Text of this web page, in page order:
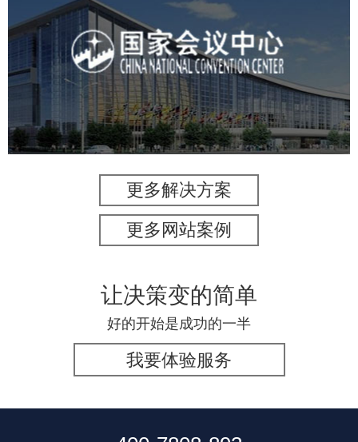
国家会议中心
服务行业 专业服务 网站建设 网站设计
更多解决方案
更多网站案例
让决策变的简单
好的开始是成功的一半
我要体验服务